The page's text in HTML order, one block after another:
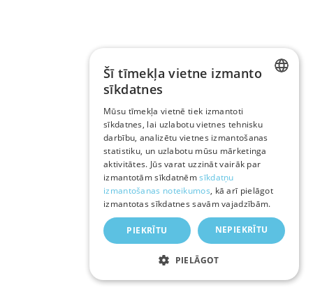
RUSSIAN
ENGLISH
Šī tīmekļa vietne izmanto
sīkdatnes
Mūsu tīmekļa vietnē tiek izmantoti
sīkdatnes, lai uzlabotu vietnes tehnisku
darbību, analizētu vietnes izmantošanas
statistiku, un uzlabotu mūsu mārketinga
aktivitātes. Jūs varat uzzināt vairāk par
izmantotām sīkdatnēmsīkdatņu
izmantošanas noteikumos, kā arī pielāgot
izmantotas sīkdatnes savām vajadzībām.
PIEKRĪTU NEPIEKRĪTU
PIELĀGOT